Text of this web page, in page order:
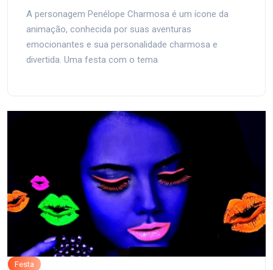
A personagem Penélope Charmosa é um ícone da
animação, conhecida por suas aventuras
emocionantes e sua personalidade charmosa e
divertida. Uma festa com o tema
Festa